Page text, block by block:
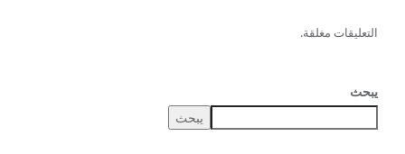
التعليقات مغلقة.
يبحث
يبحث